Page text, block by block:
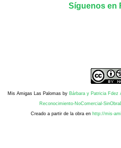
Síguenos en
Mis Amigas Las Palomasby Bárbara y Patricia Fdez
Reconocimiento-NoComercial-
Creado a partir de la obra en http://mis-